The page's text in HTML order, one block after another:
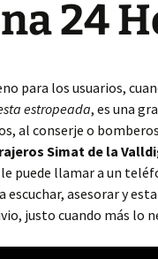
24
para los usuarios,
estropeada, es una
al conserje o
Simat de la
le puede llamar a un
escuchar, asesorar y
justo cuando más lo